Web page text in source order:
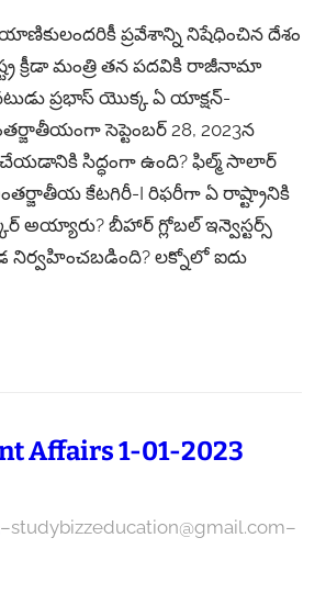
ప్రవేశాన్ని నిషేధించిన దేశం
క్రీడా మంత్రి తన పదవికి రాజీనామా
ప్రభాస్ యొక్క ఏ యాక్షన్-
సెప్టెంబర్ 28, 2023న
సిద్ధంగా ఉంది? ఫిల్మ్ సాలార్
కేటగిరీ-I రిఫరీగా ఏ రాష్ట్రానికి
అయ్యారు? బీహార్ గ్లోబల్ ఇన్వెస్టర్స్
నిర్వహించబడింది? లక్నోలో ఐదు
Affairs 1-01-2023
–studybizzeducation@gmail.com–